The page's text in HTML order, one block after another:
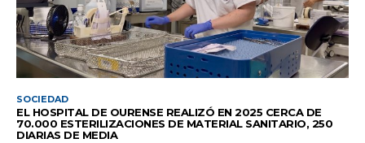
SOCIEDAD
EL HOSPITAL DE OURENSE REALIZÓ EN 2025 CERCA DE
70.000 ESTERILIZACIONES DE MATERIAL SANITARIO, 250
DIARIAS DE MEDIA